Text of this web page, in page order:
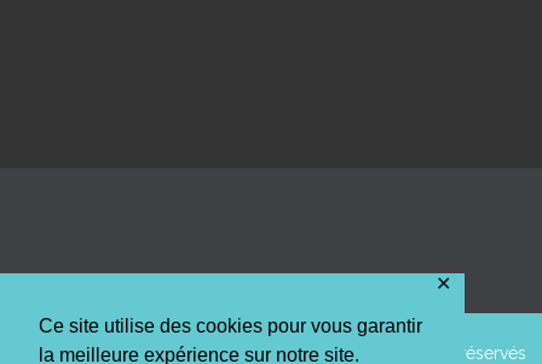
Ce site utilise des cookies pour vous garantir
la meilleure expérience sur notre site.
✕
© 2014 AAPPMA La truite de l'Arc Mosellan • Tous droits réservés